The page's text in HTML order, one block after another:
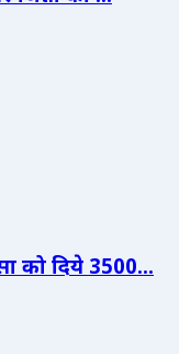
को दिये 3500...